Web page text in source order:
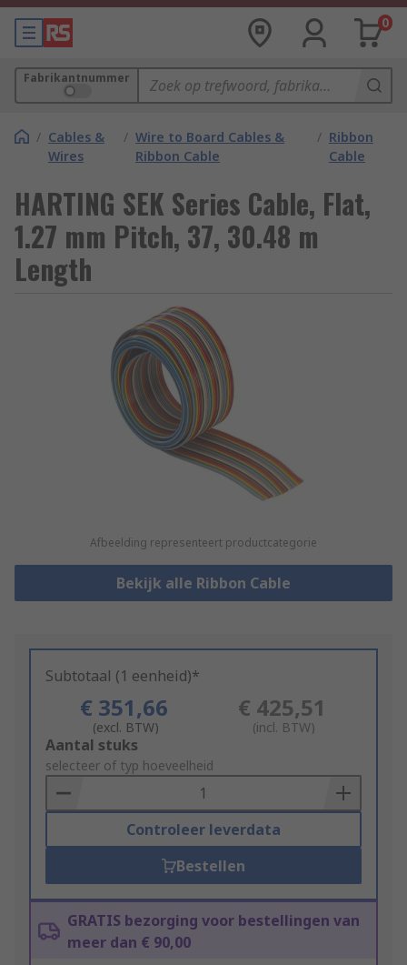
0
Fabrikantnummer
/ Cables &
Wires
/ Wire to Board Cables &
Ribbon Cable
/ Ribbon
Cable
HARTING SEK Series Cable, Flat,
1.27 mm Pitch, 37, 30.48 m
Length
Afbeelding representeert productcategorie
Bekijk alle Ribbon Cable
Subtotaal (1 eenheid)*
€ 351,66
(excl. BTW)
€ 425,51
(incl. BTW)
Add
to
Basket
Aantal stuks
selecteer of typ hoeveelheid
Controleer leverdata
Bestellen
GRATIS bezorging voor bestellingen van
meer dan € 90,00